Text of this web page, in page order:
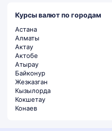
Курсы валют по городам
Астана
Алматы
Актау
Актобе
Атырау
Байконур
Жезказган
Кызылорда
Кокшетау
Конаев